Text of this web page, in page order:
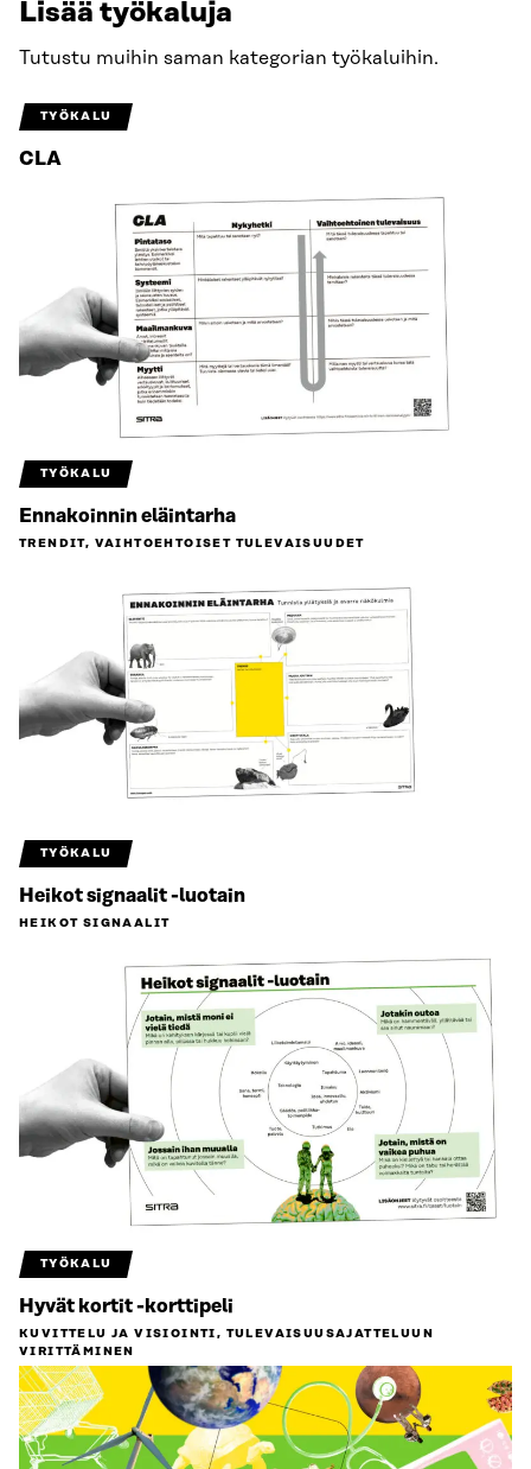
Lisää työkaluja
Tutustu muihin saman kategorian työkaluihin.
TYÖKALU
CLA
TYÖKALU
Ennakoinnin eläintarha
TRENDIT, VAIHTOEHTOISET TULEVAISUUDET
TYÖKALU
Heikot signaalit -luotain
HEIKOT SIGNAALIT
TYÖKALU
Hyvät kortit -korttipeli
KUVITTELU JA VISIOINTI, TULEVAISUUS­AJATTELUUN
VIRITTÄMINEN